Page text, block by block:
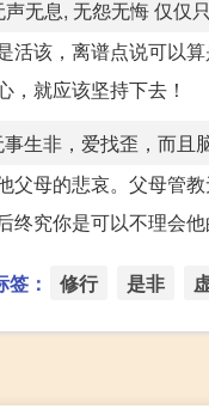
无息, 无怨无悔 仅仅
该，离谱点说可以
就应该坚持下去！
生非，爱找歪，而且
母的悲哀。父母管
究你是可以不理会
签： 修行 是非